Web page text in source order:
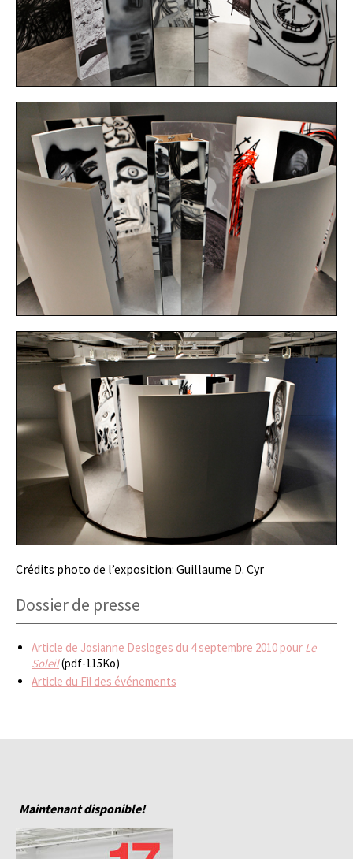
Crédits photo de l’exposition: Guillaume D. Cyr
Dossier de presse
Article de Josianne Desloges du 4 septembre 2010 pour Le
Soleil(pdf-115Ko)
Article du Fil des événements
Maintenant disponible!